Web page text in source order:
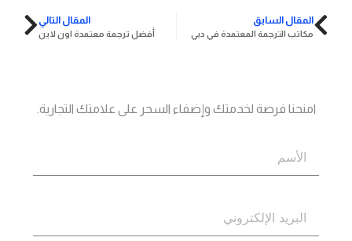
امنحنا فرصة لخدمتك وإضفاء السحر على علامتك التجارية.
المقال السابق
مكاتب الترجمة المعتمدة في دبي
المقال التالي
أفضل ترجمة معتمدة اون لاين